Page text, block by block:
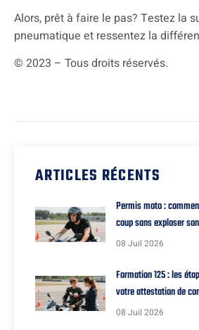
Alors, prêt à faire le pas? Testez la
pneumatique et ressentez la
© 2023 – Tous droits réservés.
ARTICLES RÉCENTS
Permis moto :
coup sans exploser
08 Juil 2026
Formation 125 : les
votre attestation de
08 Juil 2026